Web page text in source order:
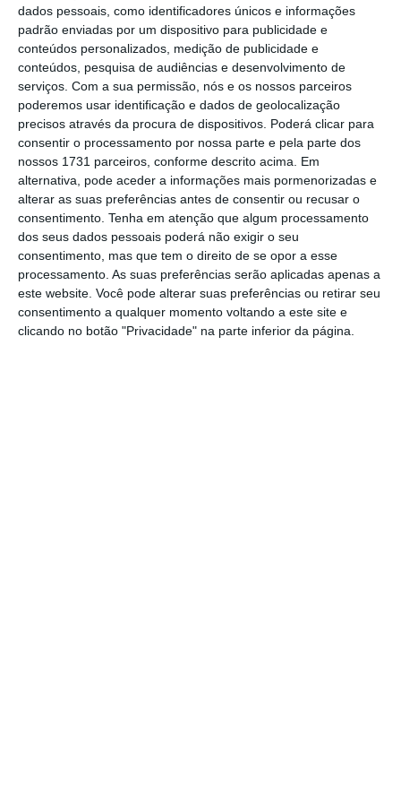
dados pessoais, como identificadores únicos e informações
padrão enviadas por um dispositivo para publicidade e
conteúdos personalizados, medição de publicidade e
conteúdos, pesquisa de audiências e desenvolvimento de
serviços. Com a sua permissão, nós e os nossos parceiros
poderemos usar identificação e dados de geolocalização
precisos através da procura de dispositivos. Poderá clicar para
consentir o processamento por nossa parte e pela parte dos
nossos 1731 parceiros, conforme descrito acima. Em
alternativa, pode aceder a informações mais pormenorizadas e
alterar as suas preferências antes de consentir ou recusar o
consentimento. Tenha em atenção que algum processamento
dos seus dados pessoais poderá não exigir o seu
consentimento, mas que tem o direito de se opor a esse
processamento. As suas preferências serão aplicadas apenas a
este website. Você pode alterar suas preferências ou retirar seu
consentimento a qualquer momento voltando a este site e
clicando no botão "Privacidade" na parte inferior da página.
Ontem, também no Parlamento, Ana Mendes
Godinho disse que o número de
trabalhadores abrangidos por esta medida já
atingiu os 931 mil, sublinhando que o lay-off
simplificado está, assim, a funcionar como
uma “almofada para manter os postos de
trabalho durante esta fase”.
Mais de 930 mil trabalhadores já estão em lay-off
Ler Mais
Já o primeiro-ministro disse ontem que os